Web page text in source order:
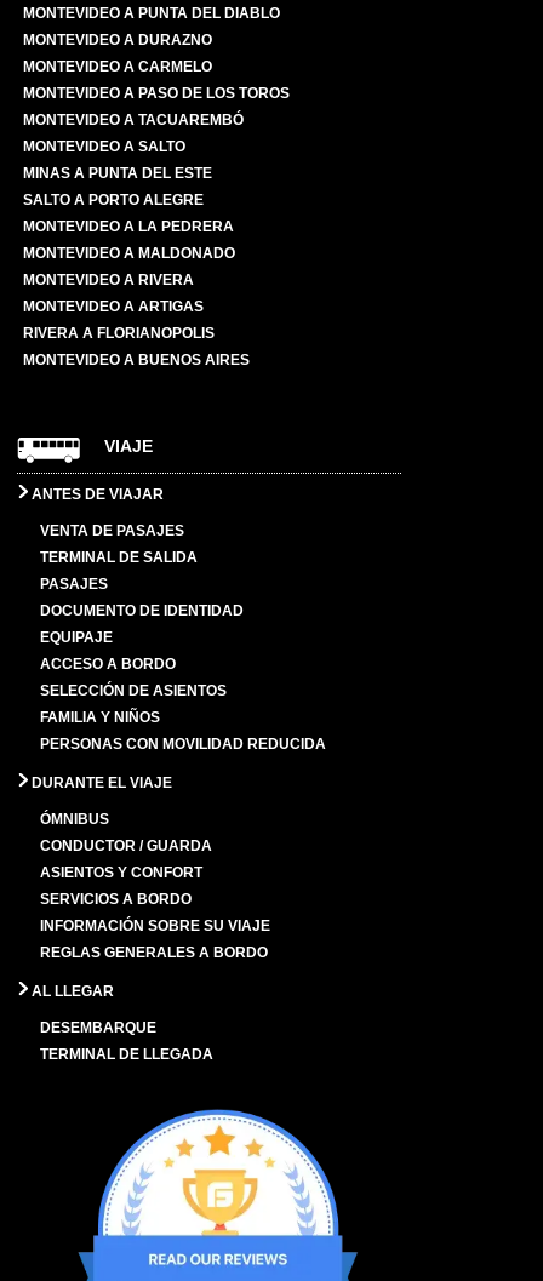
MONTEVIDEO A PUNTA DEL DIABLO
MONTEVIDEO A DURAZNO
MONTEVIDEO A CARMELO
MONTEVIDEO A PASO DE LOS TOROS
MONTEVIDEO A TACUAREMBÓ
MONTEVIDEO A SALTO
MINAS A PUNTA DEL ESTE
SALTO A PORTO ALEGRE
MONTEVIDEO A LA PEDRERA
MONTEVIDEO A MALDONADO
MONTEVIDEO A RIVERA
MONTEVIDEO A ARTIGAS
RIVERA A FLORIANOPOLIS
MONTEVIDEO A BUENOS AIRES
VIAJE
ANTES DE VIAJAR
VENTA DE PASAJES
TERMINAL DE SALIDA
PASAJES
DOCUMENTO DE IDENTIDAD
EQUIPAJE
ACCESO A BORDO
SELECCIÓN DE ASIENTOS
FAMILIA Y NIÑOS
PERSONAS CON MOVILIDAD REDUCIDA
DURANTE EL VIAJE
ÓMNIBUS
CONDUCTOR / GUARDA
ASIENTOS Y CONFORT
SERVICIOS A BORDO
INFORMACIÓN SOBRE SU VIAJE
REGLAS GENERALES A BORDO
AL LLEGAR
DESEMBARQUE
TERMINAL DE LLEGADA